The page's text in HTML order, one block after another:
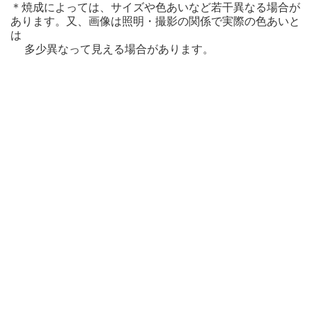
＊焼成によっては、サイズや色あいなど若干異なる場合が
あります。又、画像は照明・撮影の関係で実際の色あいと
は
多少異なって見える場合があります。